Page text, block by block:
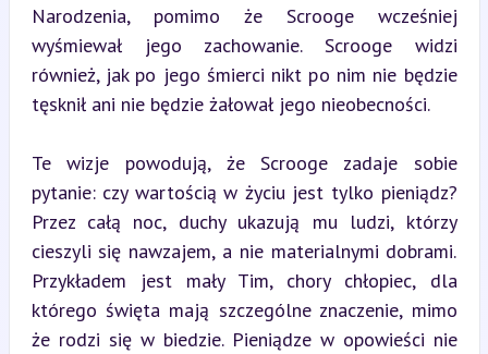
Narodzenia, pomimo że Scrooge wcześniej
wyśmiewał jego zachowanie. Scrooge widzi
również, jak po jego śmierci nikt po nim nie będzie
tęsknił ani nie będzie żałował jego nieobecności.
Te wizje powodują, że Scrooge zadaje sobie
pytanie: czy wartością w życiu jest tylko pieniądz?
Przez całą noc, duchy ukazują mu ludzi, którzy
cieszyli się nawzajem, a nie materialnymi dobrami.
Przykładem jest mały Tim, chory chłopiec, dla
którego święta mają szczególne znaczenie, mimo
że rodzi się w biedzie. Pieniądze w opowieści nie